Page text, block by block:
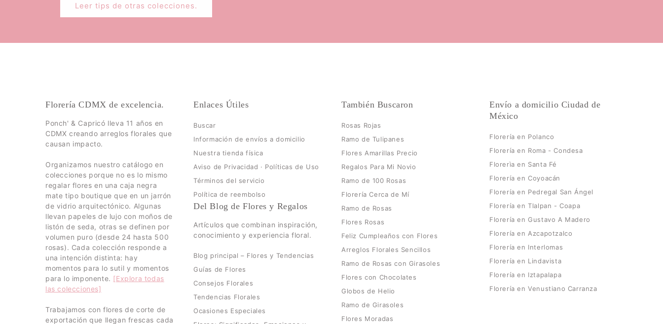
Leer tips de otras colecciones.
Florería CDMX de excelencia.
Ponch' & Capricó lleva 11 años en
CDMX creando arreglos florales que
causan impacto.
Organizamos nuestro catálogo en
colecciones porque no es lo mismo
regalar flores en una caja negra
mate tipo boutique que en un jarrón
de vidrio arquitectónico. Algunas
llevan papeles de lujo con moños de
listón de seda, otras se definen por
volumen puro (desde 24 hasta 500
rosas). Cada colección responde a
una intención distinta: hay
momentos para lo sutil y momentos
para lo imponente. [Explora todas
las colecciones]
Trabajamos con flores de corte de
exportación que llegan frescas cada
Enlaces Útiles
Buscar
Información de envíos a domicilio
Nuestra tienda física
Aviso de Privacidad · Políticas de Uso
Términos del servicio
Política de reembolso
Del Blog de Flores y Regalos
Artículos que combinan inspiración,
conocimiento y experiencia floral.
Blog principal – Flores y Tendencias
Guías de Flores
Consejos Florales
Tendencias Florales
Ocasiones Especiales
También Buscaron
Rosas Rojas
Ramo de Tulipanes
Flores Amarillas Precio
Regalos Para Mi Novio
Ramo de 100 Rosas
Florería Cerca de Mí
Ramo de Rosas
Flores Rosas
Feliz Cumpleaños con Flores
Arreglos Florales Sencillos
Ramo de Rosas con Girasoles
Flores con Chocolates
Globos de Helio
Ramo de Girasoles
Flores Moradas
Envío a domicilio Ciudad de
México
Florería en Polanco
Florería en Roma - Condesa
Florerìa en Santa Fé
Florería en Coyoacán
Florería en Pedregal San Ángel
Florería en Tlalpan - Coapa
Florería en Gustavo A Madero
Florería en Azcapotzalco
Florería en Interlomas
Florería en Lindavista
Florería en Iztapalapa
Florería en Venustiano Carranza